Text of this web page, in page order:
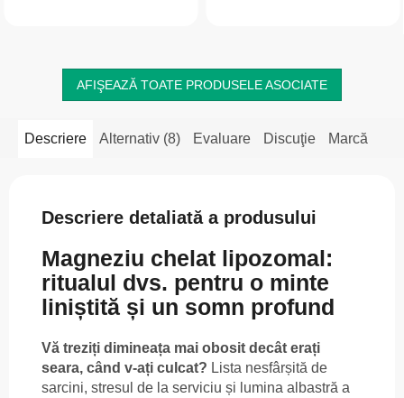
AFIŞEAZĂ TOATE PRODUSELE ASOCIATE
Descriere Alternativ (8) Evaluare Discuţie Marcă
Descriere detaliată a produsului
Magneziu chelat lipozomal:
ritualul dvs. pentru o minte
liniștită și un somn profund
Vă treziți dimineața mai obosit decât erați
seara, când v-ați culcat? Lista nesfârșită de
sarcini, stresul de la serviciu și lumina albastră a